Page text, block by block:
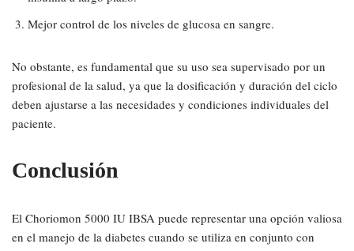
Mejor control de los niveles de glucosa en sangre.
No obstante, es fundamental que su uso sea supervisado por un
profesional de la salud, ya que la dosificación y duración del ciclo
deben ajustarse a las necesidades y condiciones individuales del
paciente.
Conclusión
El Choriomon 5000 IU IBSA puede representar una opción valiosa
en el manejo de la diabetes cuando se utiliza en conjunto con